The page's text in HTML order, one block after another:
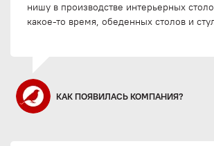
нишу в производстве интерьерных
какое-то время, обеденных столов и
КАК ПОЯВИЛАСЬ КОМПАНИЯ?